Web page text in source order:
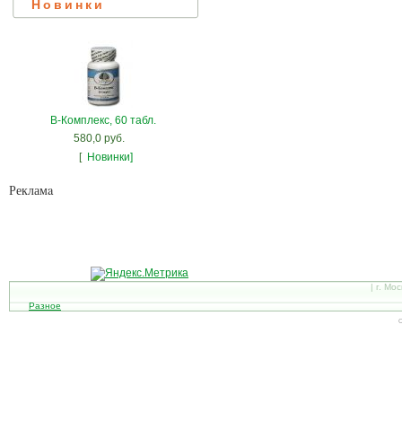
Новинки
В-Комплекс, 60 табл.
580,0 руб.
[ Новинки]
Рекламa
| г.
Разное